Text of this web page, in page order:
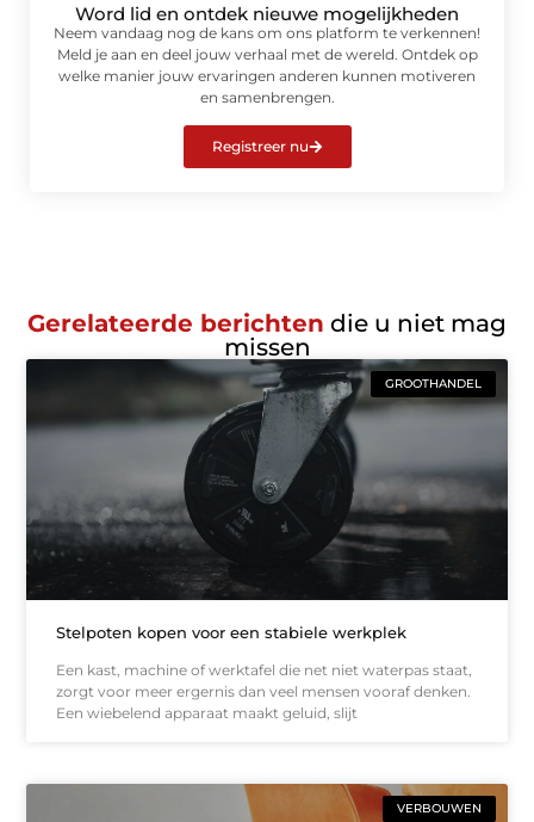
Word lid en ontdek nieuwe mogelijkheden
Neem vandaag nog de kans om ons platform te verkennen!
Meld je aan en deel jouw verhaal met de wereld. Ontdek op
welke manier jouw ervaringen anderen kunnen motiveren
en samenbrengen.
Registreer nu
Gerelateerde berichten die u niet mag
missen
GROOTHANDEL
Stelpoten kopen voor een stabiele werkplek
Een kast, machine of werktafel die net niet waterpas staat,
zorgt voor meer ergernis dan veel mensen vooraf denken.
Een wiebelend apparaat maakt geluid, slijt
VERBOUWEN